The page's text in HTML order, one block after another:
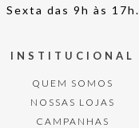
Sexta das 9h às 17h.
INSTITUCIONAL
QUEM SOMOS
NOSSAS LOJAS
CAMPANHAS